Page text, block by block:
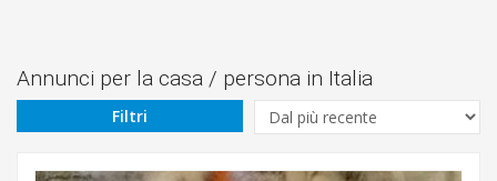
Annunci per la casa / persona in Italia
Filtri